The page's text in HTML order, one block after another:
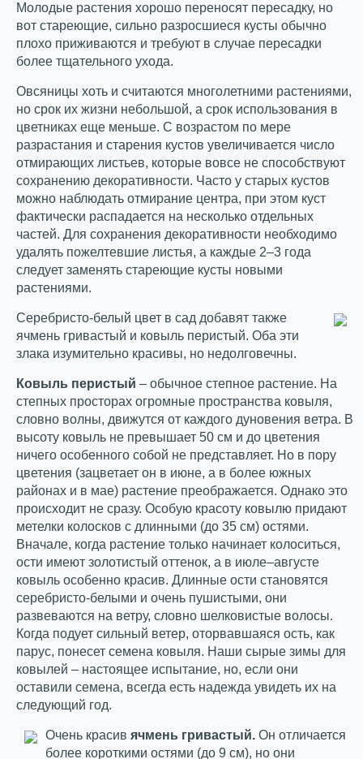
Молодые растения хорошо переносят пересадку, но
вот стареющие, сильно разросшиеся кусты обычно
плохо приживаются и требуют в случае пересадки
более тщательного ухода.
Овсяницы хоть и считаются многолетними растениями,
но срок их жизни небольшой, а срок использования в
цветниках еще меньше. С возрастом по мере
разрастания и старения кустов увеличивается число
отмирающих листьев, которые вовсе не способствуют
сохранению декоративности. Часто у старых кустов
можно наблюдать отмирание центра, при этом куст
фактически распадается на несколько отдельных
частей. Для сохранения декоративности необходимо
удалять пожелтевшие листья, а каждые 2–3 года
следует заменять стареющие кусты новыми
растениями.
Серебристо-белый цвет в сад добавят также
ячмень гривастый и ковыль перистый. Оба эти
злака изумительно красивы, но недолговечны.
Ковыль перистый – обычное степное растение. На
степных просторах огромные пространства ковыля,
словно волны, движутся от каждого дуновения ветра. В
высоту ковыль не превышает 50 см и до цветения
ничего особенного собой не представляет. Но в пору
цветения (зацветает он в июне, а в более южных
районах и в мае) растение преображается. Однако это
происходит не сразу. Особую красоту ковылю придают
метелки колосков с длинными (до 35 см) остями.
Вначале, когда растение только начинает колоситься,
ости имеют золотистый оттенок, а в июле–августе
ковыль особенно красив. Длинные ости становятся
серебристо-белыми и очень пушистыми, они
развеваются на ветру, словно шелковистые волосы.
Когда подует сильный ветер, оторвавшаяся ость, как
парус, понесет семена ковыля. Наши сырые зимы для
ковылей – настоящее испытание, но, если они
оставили семена, всегда есть надежда увидеть их на
следующий год.
Очень красив ячмень гривастый. Он отличается
более короткими остями (до 9 см), но они